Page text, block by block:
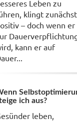
Leben zu
klingt zunächst
– doch wenn er
kann er auf
ich aus?
leben,